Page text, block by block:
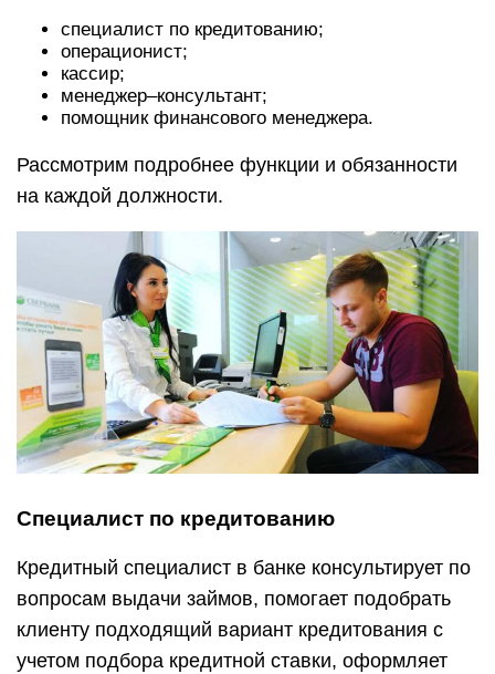
специалист по кредитованию;
операционист;
кассир;
менеджер–консультант;
помощник финансового менеджера.
Рассмотрим подробнее функции и обязанности
на каждой должности.
Специалист по кредитованию
Кредитный специалист в банке консультирует по
вопросам выдачи займов, помогает подобрать
клиенту подходящий вариант кредитования с
учетом подбора кредитной ставки, оформляет